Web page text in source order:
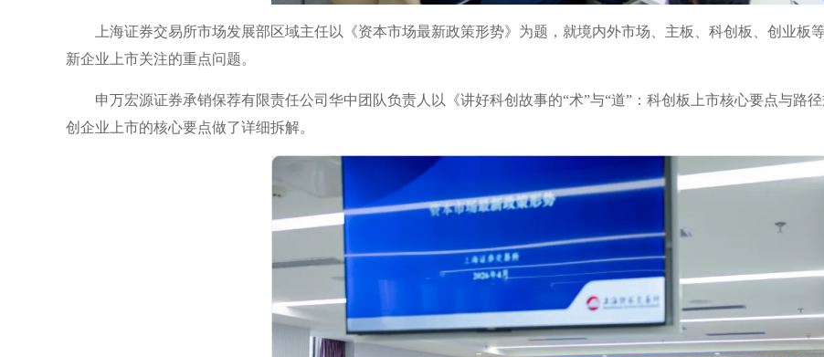
上海证券交易所市场发展部区域主任以《资本市场最新政策形势》为题，就境内外市场、主板、科创板、创业板
新企业上市关注的重点问题。
申万宏源证券承销保荐有限责任公司华中团队负责人以《讲好科创故事的“术”与“道”：科创板上市核心要点与路
创企业上市的核心要点做了详细拆解。